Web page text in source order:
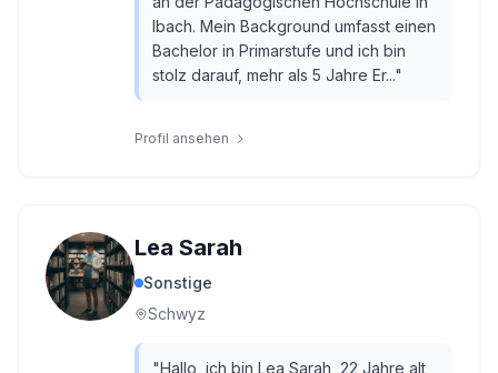
Ibach. Mein Background umfasst einen
Bachelor in Primarstufe und ich bin
stolz darauf, mehr als 5 Jahre Er..."
Profil ansehen
Lea Sarah
Sonstige
Schwyz
"Hallo, ich bin Lea Sarah, 22 Jahre alt